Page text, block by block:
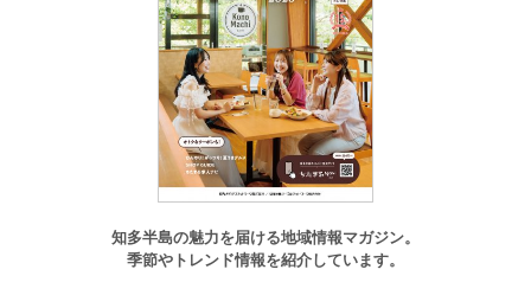
知多半島の魅力を届ける地域情報マガジン。
季節やトレンド情報を紹介しています。